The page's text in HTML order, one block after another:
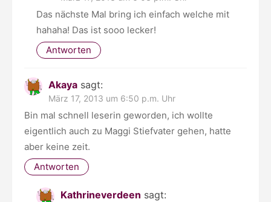
Das nächste Mal bring ich einfach welche mit
hahaha! Das ist sooo lecker!
Antworten
Akaya sagt:
März 17, 2013 um 6:50 p.m. Uhr
Bin mal schnell leserin geworden, ich wollte
eigentlich auch zu Maggi Stiefvater gehen, hatte
aber keine zeit.
Antworten
Kathrineverdeen sagt: